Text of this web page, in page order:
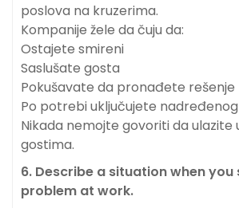
poslova na kruzerima.
Kompanije žele da čuju da:
Ostajete smireni
Saslušate gosta
Pokušavate da pronađete rešenje
Po potrebi uključujete nadređenog
Nikada nemojte govoriti da ulazite
gostima.
6. Describe a situation when you
problem at work.